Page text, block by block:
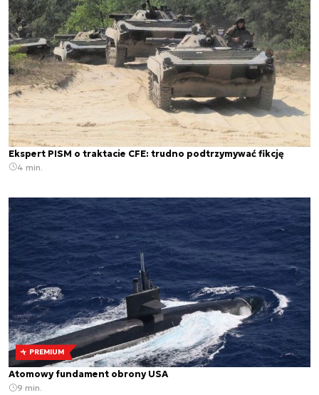
Ekspert PISM o traktacie CFE: trudno podtrzymywać fikcję
4 min.
PREMIUM
Atomowy fundament obrony USA
9 min.